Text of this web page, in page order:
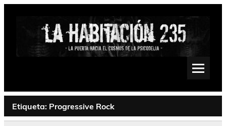
Saltar
Psychedelic, Stoner, Doom, Sludge, Fuzz, Space, Drone
Etiqueta: Progressive Rock